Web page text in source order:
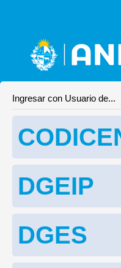
Ingresar con Usuario de...
DGEIP
DGES